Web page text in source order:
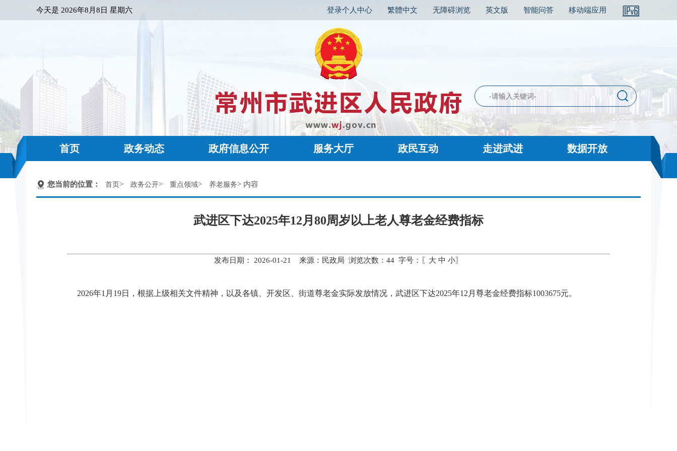
今天是 2026年8月8日 星期六 登录个人中心 繁體中文 无障碍浏览 英文版 智能问答 移动端应用
首页 政务动态 政府信息公开 服务大厅 政民互动 走进武进 数据开放
您当前的位置： 首页> 政务公开> 重点领域> 养老服务> 内容
武进区下达2025年12月80周岁以上老人尊老金经费指标
发布日期： 2026-01-21 来源：民政局 浏览次数： 44 字号：〖 大 中 小〗
2026年1月19日，根据上级相关文件精神，以及各镇、开发区、街道尊老金实际发放情况，武进区下达2025年12月尊老金经费指标1003675元。